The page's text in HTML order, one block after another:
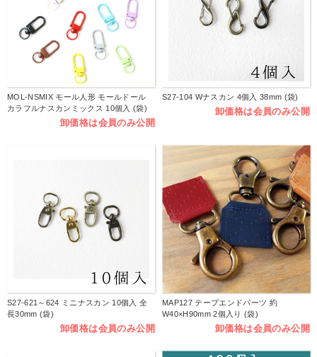
MOL-NSMIX モール人形 モールドール
カラフルナスカンミックス 10個入 (袋)
卸価格は会員のみ公開
S27-104 Wナスカン 4個入 38mm (袋)
卸価格は会員のみ公開
S27-621～624 ミニナスカン 10個入 全
長30mm (袋)
卸価格は会員のみ公開
MAP127 テープエンドパーツ 約
W40×H90mm 2個入り (袋)
卸価格は会員のみ公開